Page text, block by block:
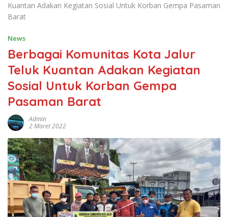
Kuantan Adakan Kegiatan Sosial Untuk Korban Gempa Pasaman
Barat
News
Berbagai Komunitas Kota Jalur
Teluk Kuantan Adakan Kegiatan
Sosial Untuk Korban Gempa
Pasaman Barat
Admin
2 Maret 2022